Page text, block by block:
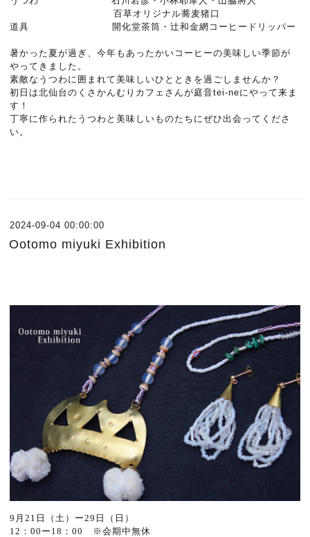
百草オリジナル蕎麦猪口
道具 開化堂茶筒・辻和金網コーヒードリッパー
暑かった夏が過ぎ、今年もあったかいコーヒーの美味しい季節が
やってきました。
素敵なうつわに囲まれて美味しいひとときを過ごしませんか？
初日は北仙台のくさかんむりカフェさんが庭音tei-neにやって来ま
す！
丁寧に作られたうつわと美味しいものたちにぜひ出会ってくださ
い。
2024-09-04 00:00:00
Ootomo miyuki Exhibition
9月21日（土）ー29日（日）
12：00ー18：00 ※会期中無休